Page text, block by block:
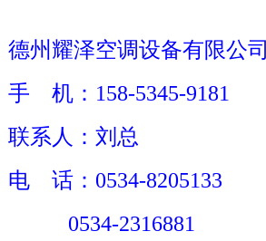
德州耀泽空调设备有限公司
手 机：158-5345-9181
联系人：刘总
电 话：0534-8205133
0534-2316881